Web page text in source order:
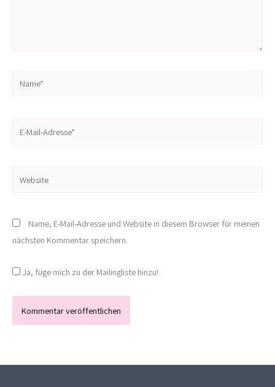
Website
Name, E-Mail-Adresse und Website in diesem Browser für meinen
nächsten Kommentar speichern.
Ja, füge mich zu der Mailingliste hinzu!